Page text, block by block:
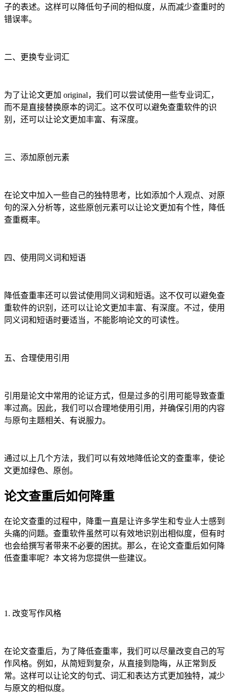
子的表述。这样可以降低句子间的相似度，从而减少查重时的
错误率。
二、更换专业词汇
为了让论文更加 original，我们可以尝试使用一些专业词汇，
而不是直接替换原本的词汇。这不仅可以避免查重软件的识
别，还可以让论文更加丰富、有深度。
三、添加原创元素
在论文中加入一些自己的独特思考，比如添加个人观点、对原
句的深入分析等，这些原创元素可以让论文更加有个性，降低
查重概率。
四、使用同义词和短语
降低查重率还可以尝试使用同义词和短语。这不仅可以避免查
重软件的识别，还可以让论文更加丰富、有深度。不过，使用
同义词和短语时要适当，不能影响论文的可读性。
五、合理使用引用
引用是论文中常用的论证方式，但是过多的引用可能导致查重
率过高。因此，我们可以合理地使用引用，并确保引用的内容
与原句主题相关、有说服力。
通过以上几个方法，我们可以有效地降低论文的查重率，使论
文更加绿色、原创。
论文查重后如何降重
在论文查重的过程中，降重一直是让许多学生和专业人士感到
头痛的问题。查重软件虽然可以有效地识别出相似度，但有时
也会给撰写者带来不必要的困扰。那么，在论文查重后如何降
低查重率呢？本文将为您提供一些建议。
1. 改变写作风格
在论文查重后，为了降低查重率，我们可以尽量改变自己的写
作风格。例如，从简短到复杂，从直接到隐晦，从正常到反
常。这样可以让论文的句式、词汇和表达方式更加独特，减少
与原文的相似度。